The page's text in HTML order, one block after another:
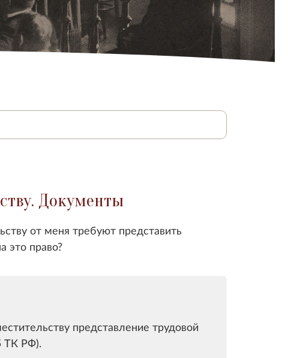
Документы
от меня требуют представить
это право?
представление трудовой
ТК РФ).